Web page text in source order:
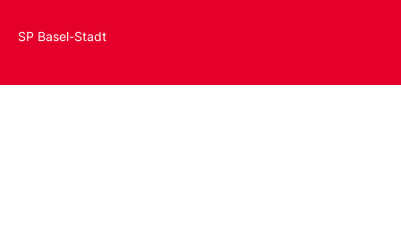
SP Basel-Stadt